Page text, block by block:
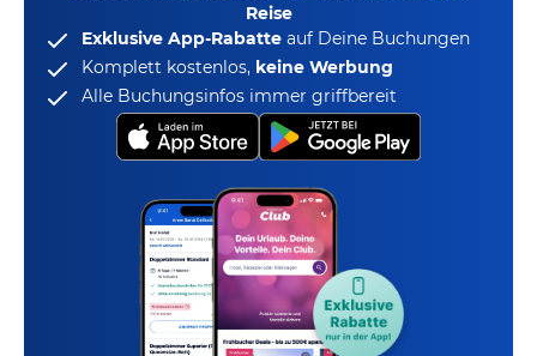
Reise
Exklusive App-Rabatte auf Deine Buchungen
Komplett kostenlos, keine Werbung
Alle Buchungsinfos immer griffbereit